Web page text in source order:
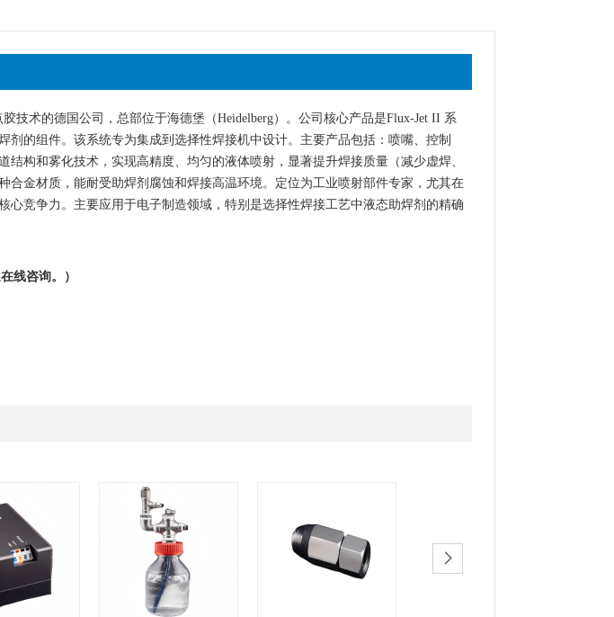
胶技术的德国公司，总部位于海德堡（Heidelberg）。公司核心产品是Flux-Jet II 系
剂的组件。该系统专为集成到选择性焊接机中设计。主要产品包括：喷嘴、控制
结构和雾化技术，实现高精度、均匀的液体喷射，显著提升焊接质量（减少虚焊、
合金材质，能耐受助焊剂腐蚀和焊接高温环境。定位为工业喷射部件专家，尤其在
心竞争力。主要应用于电子制造领域，特别是选择性焊接工艺中液态助焊剂的精确
线咨询。）